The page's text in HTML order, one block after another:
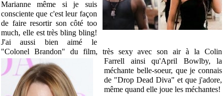
Marianne même si je suis
consciente que c'est leur façon
de faire resortir son côté too
much, elle est très bling bling!
J'ai aussi bien aimé le
"Colonel Brandon" du film, très sexy avec son air à la Colin
Farrell ainsi qu'April Bowlby, la
méchante belle-soeur, que je connais
de "Drop Dead Diva" et que j'adore,
même quand elle joue les méchantes!